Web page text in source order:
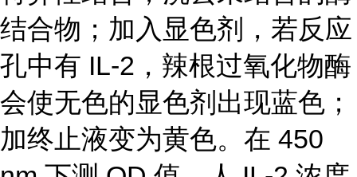
结合物；加入显色剂，若反应
孔中有 IL-2，辣根过氧化物酶
会使无色的显色剂出现蓝色；
加终止液变为黄色。在 450